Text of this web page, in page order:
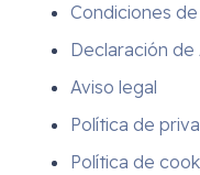
Condiciones
Declaración de
Aviso legal
Política de
Política de